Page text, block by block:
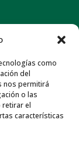
como
del
nos permitirá
o las
retirar el
características